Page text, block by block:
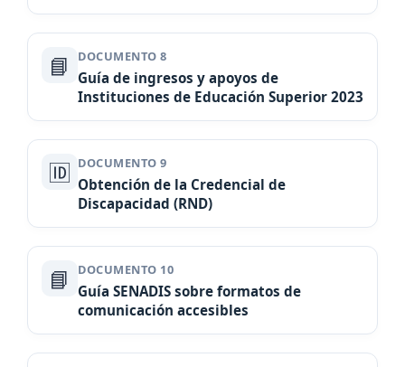
📘 DOCUMENTO 8
Guía de ingresos y apoyos de
Instituciones de Educación Superior 2023
🆔 DOCUMENTO 9
Obtención de la Credencial de
Discapacidad (RND)
📘 DOCUMENTO 10
Guía SENADIS sobre formatos de
comunicación accesibles